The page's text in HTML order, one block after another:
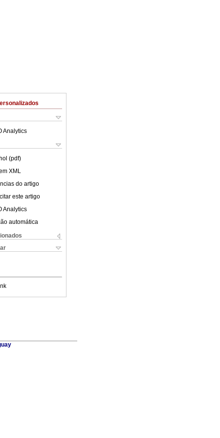
Analytics
(pdf)
XML
do artigo
este artigo
Analytics
automática